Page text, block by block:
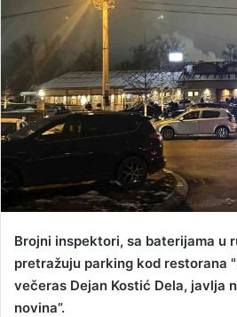
e
a
i
l
Brojni inspektori, sa baterijama u
pretražuju parking kod restorana
večeras Dejan Kostić Dela, javlja
novina”.